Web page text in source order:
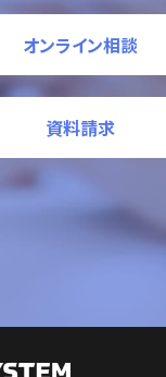
オンライン相談
資料請求